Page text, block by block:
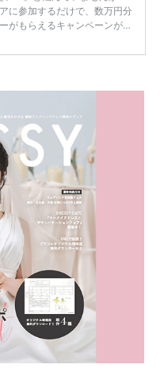
に参加するだけで、数万円分
がもらえるキャンペーンがあ
損をしてしまうことも……。
応募方法・注意点 「どこが
の特典は？」といった疑問も
断で候補を絞れる「ウェディ
体験型 […]
続きを読む